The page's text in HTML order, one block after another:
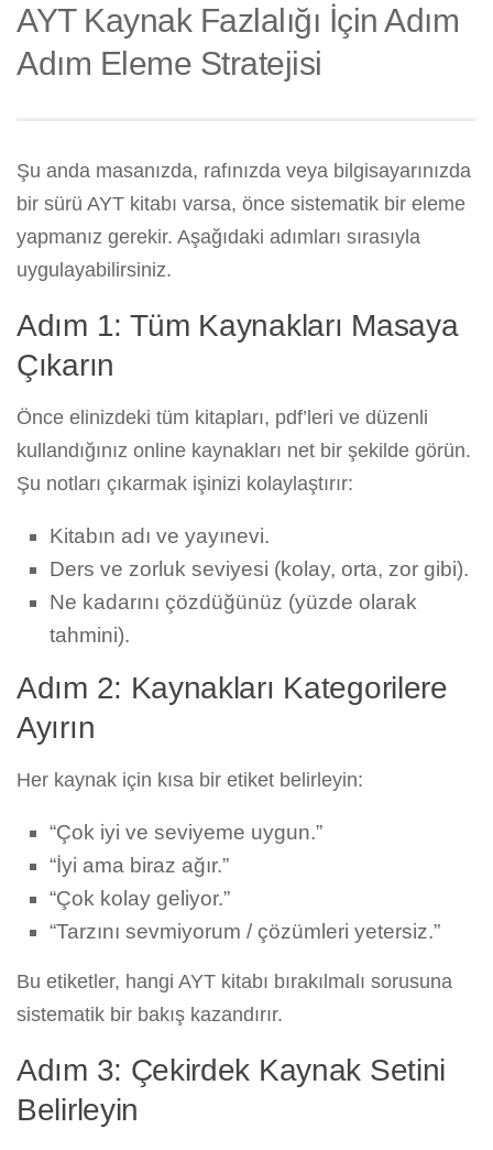
AYT Kaynak Fazlalığı İçin Adım
Adım Eleme Stratejisi
Şu anda masanızda, rafınızda veya bilgisayarınızda
bir sürü AYT kitabı varsa, önce sistematik bir eleme
yapmanız gerekir. Aşağıdaki adımları sırasıyla
uygulayabilirsiniz.
Adım 1: Tüm Kaynakları Masaya
Çıkarın
Önce elinizdeki tüm kitapları, pdf’leri ve düzenli
kullandığınız online kaynakları net bir şekilde görün.
Şu notları çıkarmak işinizi kolaylaştırır:
Kitabın adı ve yayınevi.
Ders ve zorluk seviyesi (kolay, orta, zor gibi).
Ne kadarını çözdüğünüz (yüzde olarak
tahmini).
Adım 2: Kaynakları Kategorilere
Ayırın
Her kaynak için kısa bir etiket belirleyin:
“Çok iyi ve seviyeme uygun.”
“İyi ama biraz ağır.”
“Çok kolay geliyor.”
“Tarzını sevmiyorum / çözümleri yetersiz.”
Bu etiketler, hangi AYT kitabı bırakılmalı sorusuna
sistematik bir bakış kazandırır.
Adım 3: Çekirdek Kaynak Setini
Belirleyin